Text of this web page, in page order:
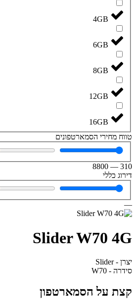
4GB
6GB
8GB
12GB
16GB
טווח מחירי הסמארטפונים
310
—
8800
דירוג כללי
—
Slider W70 4G
יצרן - Slider
סידרה - W70
קצת על הסמארטפון